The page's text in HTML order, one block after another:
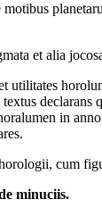
motibus
et alia
utilitates
declarans
in
cum
minuciis.